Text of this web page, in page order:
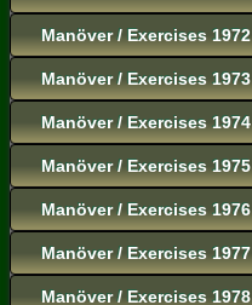
Manöver / Exercises 1972
Manöver / Exercises 1973
Manöver / Exercises 1974
Manöver / Exercises 1975
Manöver / Exercises 1976
Manöver / Exercises 1977
Manöver / Exercises 1978